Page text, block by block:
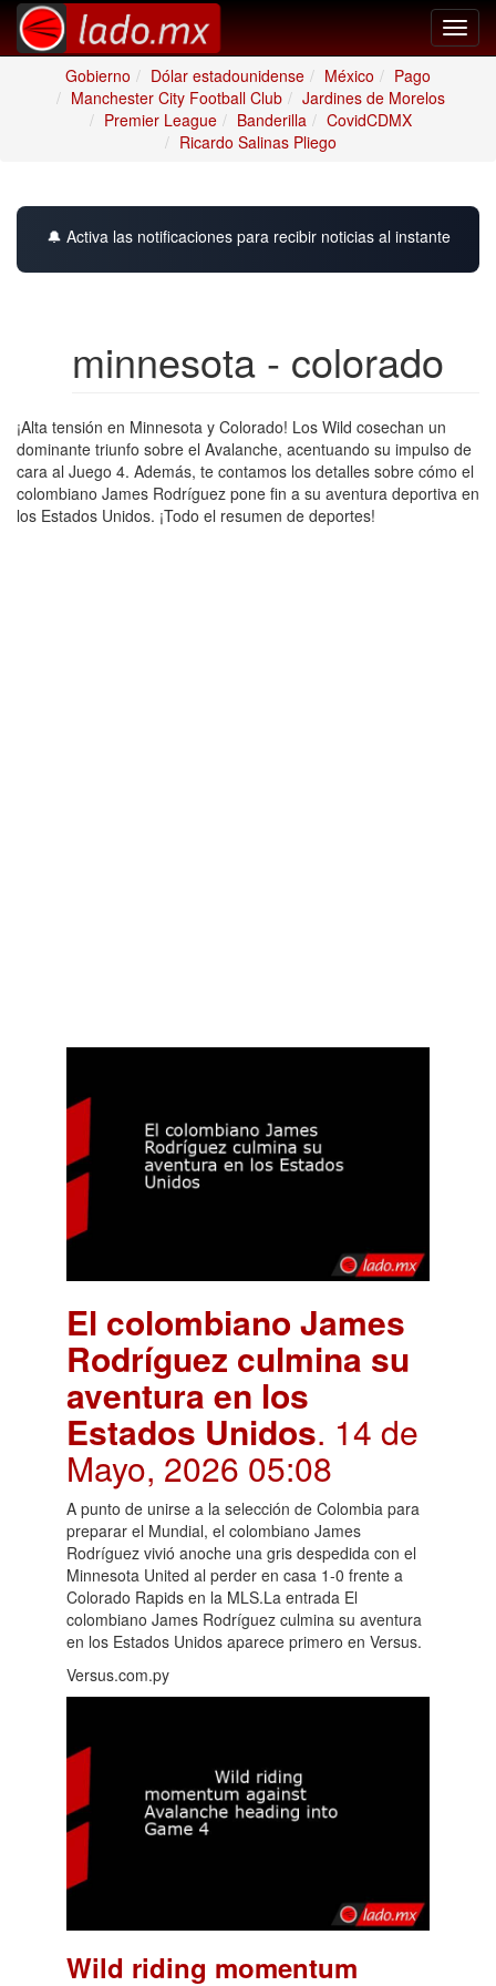
Gobierno
Dólar estadounidense México
Pago
Manchester City Football Club
Jardines de Morelos
Premier League
Banderilla
CovidCDMX
Ricardo Salinas Pliego
🔔 Activa las notificaciones para recibir noticias al instante
minnesota - colorado
¡Alta tensión en Minnesota y Colorado! Los Wild cosechan un
dominante triunfo sobre el Avalanche, acentuando su impulso de
cara al Juego 4. Además, te contamos los detalles sobre cómo el
colombiano James Rodríguez pone fin a su aventura deportiva en
los Estados Unidos. ¡Todo el resumen de deportes!
El colombiano James
Rodríguez culmina su
aventura en los
Estados Unidos. 14 de
Mayo, 2026 05:08
A punto de unirse a la selección de Colombia para
preparar el Mundial, el colombiano James
Rodríguez vivió anoche una gris despedida con el
Minnesota United al perder en casa 1-0 frente a
Colorado Rapids en la MLS.La entrada El
colombiano James Rodríguez culmina su aventura
en los Estados Unidos aparece primero en Versus.
Versus.com.py
Wild riding momentum